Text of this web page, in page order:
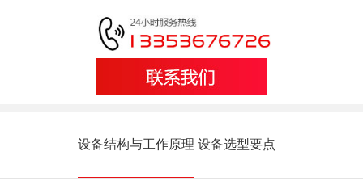
设备结构与工作原理 设备选型要点